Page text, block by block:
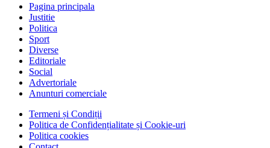
Pagina principala
Justitie
Politica
Sport
Diverse
Editoriale
Social
Advertoriale
Anunturi comerciale
Termeni și Condiții
Politica de Confidențialitate și Cookie-uri
Politica cookies